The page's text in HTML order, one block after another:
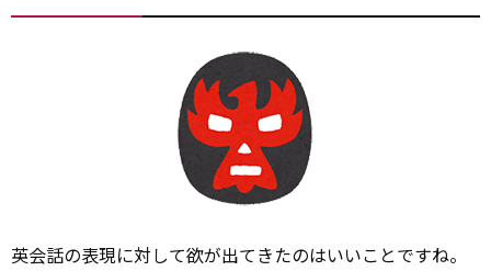
英会話の表現に対して欲が出てきたのはいいことですね。